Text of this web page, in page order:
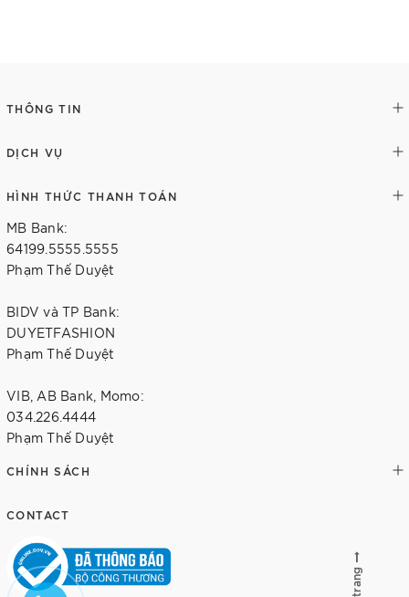
THÔNG TIN
DỊCH VỤ
HÌNH THỨC THANH TOÁN
MB Bank:
64199.5555.5555
Phạm Thế Duyệt
BIDV và TP Bank:
DUYETFASHION
Phạm Thế Duyệt
VIB, AB Bank, Momo:
034.226.4444
Phạm Thế Duyệt
CHÍNH SÁCH
CONTACT